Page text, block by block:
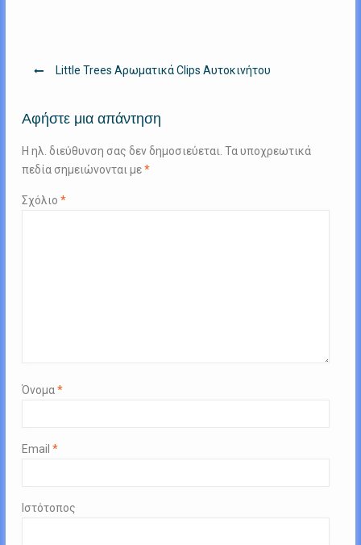
Πλοήγηση
Little Trees Αρωματικά Clips Αυτοκινήτου
Αφήστε μια απάντηση
Η ηλ. διεύθυνση σας δεν δημοσιεύεται. Τα υποχρεωτικά
πεδία σημειώνονται με*
Σχόλιο *
Όνομα*
Email *
Ιστότοπος